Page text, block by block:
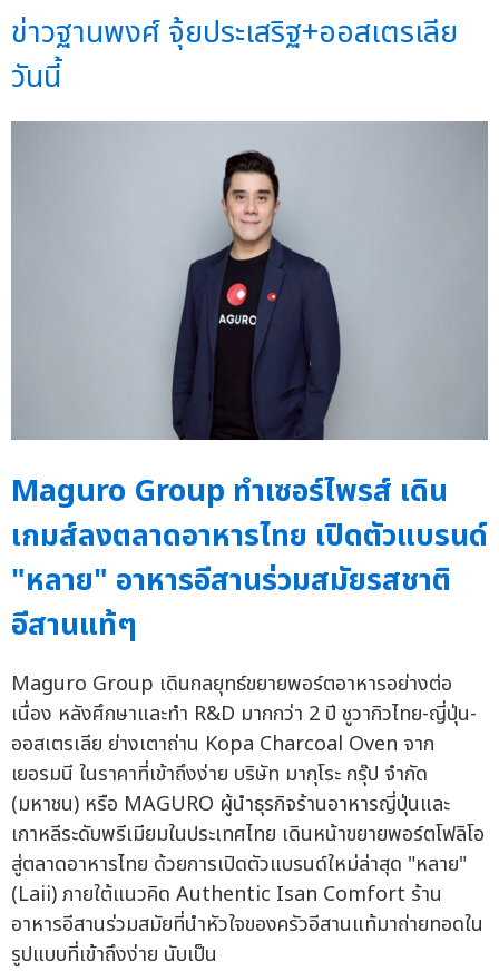
ข่าวฐานพงศ์ จุ้ยประเสริฐ+ออสเตรเลีย
วันนี้
Maguro Group ทำเซอร์ไพรส์ เดิน
เกมส์ลงตลาดอาหารไทย เปิดตัวแบรนด์
"หลาย" อาหารอีสานร่วมสมัยรสชาติ
อีสานแท้ๆ
Maguro Group เดินกลยุทธ์ขยายพอร์ตอาหารอย่างต่อ
เนื่อง หลังศึกษาและทำ R&D มากกว่า 2 ปี ชูวากิวไทย-ญี่ปุ่น-
ออสเตรเลีย ย่างเตาถ่าน Kopa Charcoal Oven จาก
เยอรมนี ในราคาที่เข้าถึงง่าย บริษัท มากุโระ กรุ๊ป จำกัด
(มหาชน) หรือ MAGURO ผู้นำธุรกิจร้านอาหารญี่ปุ่นและ
เกาหลีระดับพรีเมียมในประเทศไทย เดินหน้าขยายพอร์ตโฟลิโอ
สู่ตลาดอาหารไทย ด้วยการเปิดตัวแบรนด์ใหม่ล่าสุด "หลาย"
(Laii) ภายใต้แนวคิด Authentic Isan Comfort ร้าน
อาหารอีสานร่วมสมัยที่นำหัวใจของครัวอีสานแท้มาถ่ายทอดใน
รูปแบบที่เข้าถึงง่าย นับเป็น